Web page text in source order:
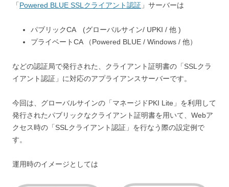
「Powered BLUE SSLクライアント認証 」サーバーは
パブリックCA (グローバルサイン/ UPKI / 他 )
プライベートCA （Powered BLUE / Windows / 他）
などの認証局で発行された、クライアント証明書の「SSLクラ
イアント認証」に対応のアプライアンスサーバーです。
今回は、グローバルサインの「マネージドPKI Lite」を利用して
発行されたパブリックなクライアント証明書を用いて、Webア
クセス時の「SSLクライアント認証」を行なう際の設定例で
す。
運用時のイメージとしては